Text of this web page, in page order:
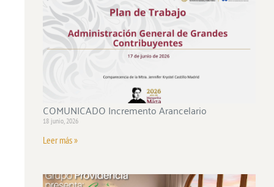
COMUNICADO Incremento Arancelario
18 junio, 2026
Leer más »